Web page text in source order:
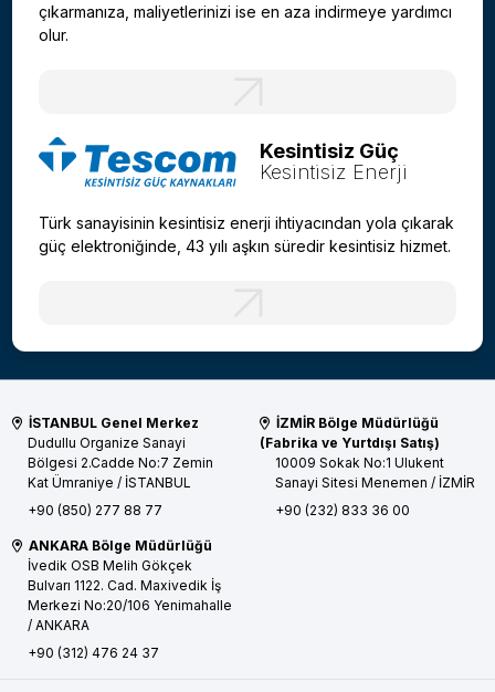
çıkarmanıza, maliyetlerinizi ise en aza indirmeye yardımcı
olur.
Kesintisiz Güç
Kesintisiz Enerji
Türk sanayisinin kesintisiz enerji ihtiyacından yola çıkarak
güç elektroniğinde, 43 yılı aşkın süredir kesintisiz hizmet.
İSTANBUL Genel Merkez
Dudullu Organize Sanayi
Bölgesi 2.Cadde No:7 Zemin
Kat Ümraniye / İSTANBUL
+90 (850) 277 88 77
İZMİR Bölge Müdürlüğü
(Fabrika ve Yurtdışı Satış)
10009 Sokak No:1 Ulukent
Sanayi Sitesi Menemen / İZMİR
+90 (232) 833 36 00
ANKARA Bölge Müdürlüğü
İvedik OSB Melih Gökçek
Bulvarı 1122. Cad. Maxivedik İş
Merkezi No:20/106 Yenimahalle
/ ANKARA
+90 (312) 476 24 37